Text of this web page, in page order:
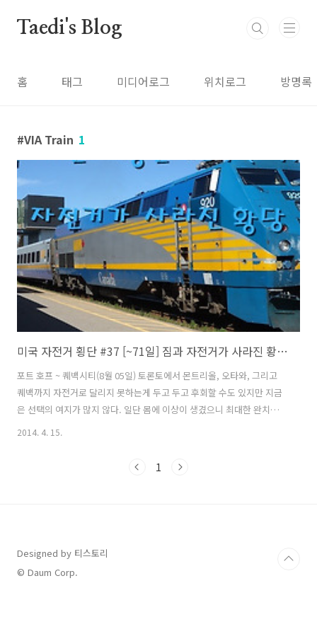
Taedi's Blog
홈 태그 미디어로그 위치로그 방명록
VIA Train 1
미국 자전거 횡단 #37 [~71일] 짐과 자전거가 사라진 황당 사건
포트 호프 ~ 퀘백시티(8월 05일) 토론토에서 몬트리올, 오타와, 그리고
퀘백까지 자전거로 달리지 못하는게 두고 두고 후회할 수도 있지만 지금
은 선택의 여지가 많지 않다. 일단 몸에 이상이 생겼으니 최대한 완치가
우선이기에 더는 생각할 것도 없이 기차를 타고 이동해야 겠다는 결론을
다. 아무튼 오늘 코버그(Cobourg)까지는 자전거를 타고 제시간에 가야
2014. 4. 15.
1
Designed by 티스토리
© Daum Corp.